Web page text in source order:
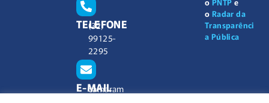
TELEFONE
(32)
99125-
2295
E-MAIL
camaram
o Radar da
Transparênci
a Pública